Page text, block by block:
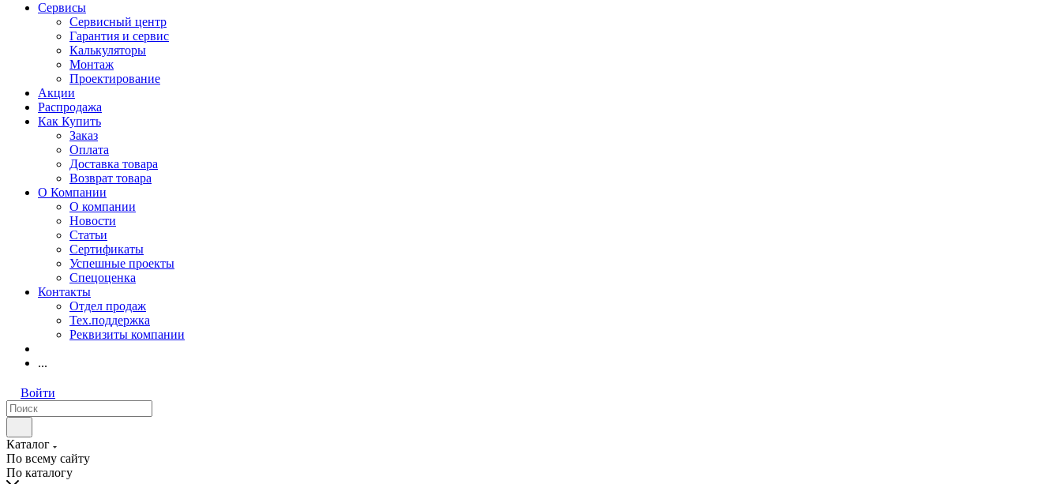
Сервисы
Сервисный центр
Гарантия и сервис
Калькуляторы
Монтаж
Проектирование
Акции
Распродажа
Как Купить
Заказ
Оплата
Доставка товара
Возврат товара
О Компании
О компании
Новости
Статьи
Сертификаты
Успешные проекты
Спецоценка
Контакты
Отдел продаж
Тех.поддержка
Реквизиты компании
...
Войти
Каталог
По всему сайту
По каталогу